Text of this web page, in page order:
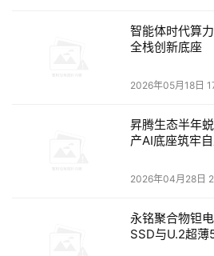
智能体时代算
全栈创新底座
2026年05月18日
昇腾生态半年
产AI底座筑牢
2026年04月28日
永铭聚合物钽
SSD与U.2超薄